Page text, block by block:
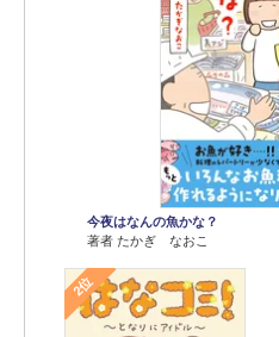
今夜はなんの魚かな？
著者 たかぎ なおこ
2位